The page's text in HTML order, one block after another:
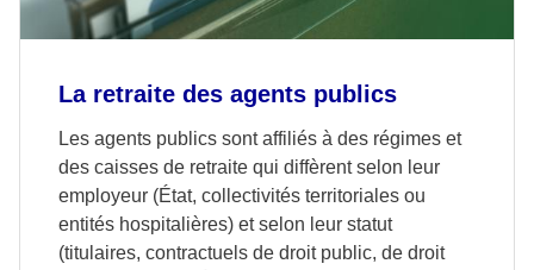
La retraite des agents publics
Les agents publics sont affiliés à des régimes et
des caisses de retraite qui diffèrent selon leur
employeur (État, collectivités territoriales ou
entités hospitalières) et selon leur statut
(titulaires, contractuels de droit public, de droit